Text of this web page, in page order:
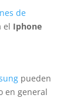
de
el Iphone
pueden
en general